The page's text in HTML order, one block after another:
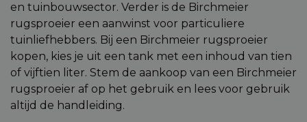
en tuinbouwsector. Verder is de Birchmeier
rugsproeier een aanwinst voor particuliere
tuinliefhebbers. Bij een Birchmeier rugsproeier
kopen, kies je uit een tank met een inhoud van tien
of vijftien liter. Stem de aankoop van een Birchmeier
rugsproeier af op het gebruik en lees voor gebruik
altijd de handleiding.